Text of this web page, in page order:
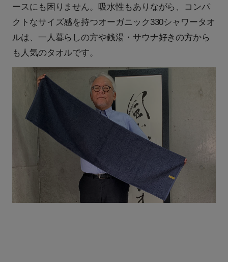
ースにも困りません。吸水性もありながら、コンパ
クトなサイズ感を持つオーガニック330シャワータオ
ルは、一人暮らしの方や銭湯・サウナ好きの方から
も人気のタオルです。